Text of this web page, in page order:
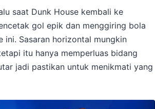
saat Dunk House kembali ke
gol epik dan menggiring bola
ini. Sasaran horizontal mungkin
itu hanya memperluas bidang
jadi pastikan untuk menikmati yang